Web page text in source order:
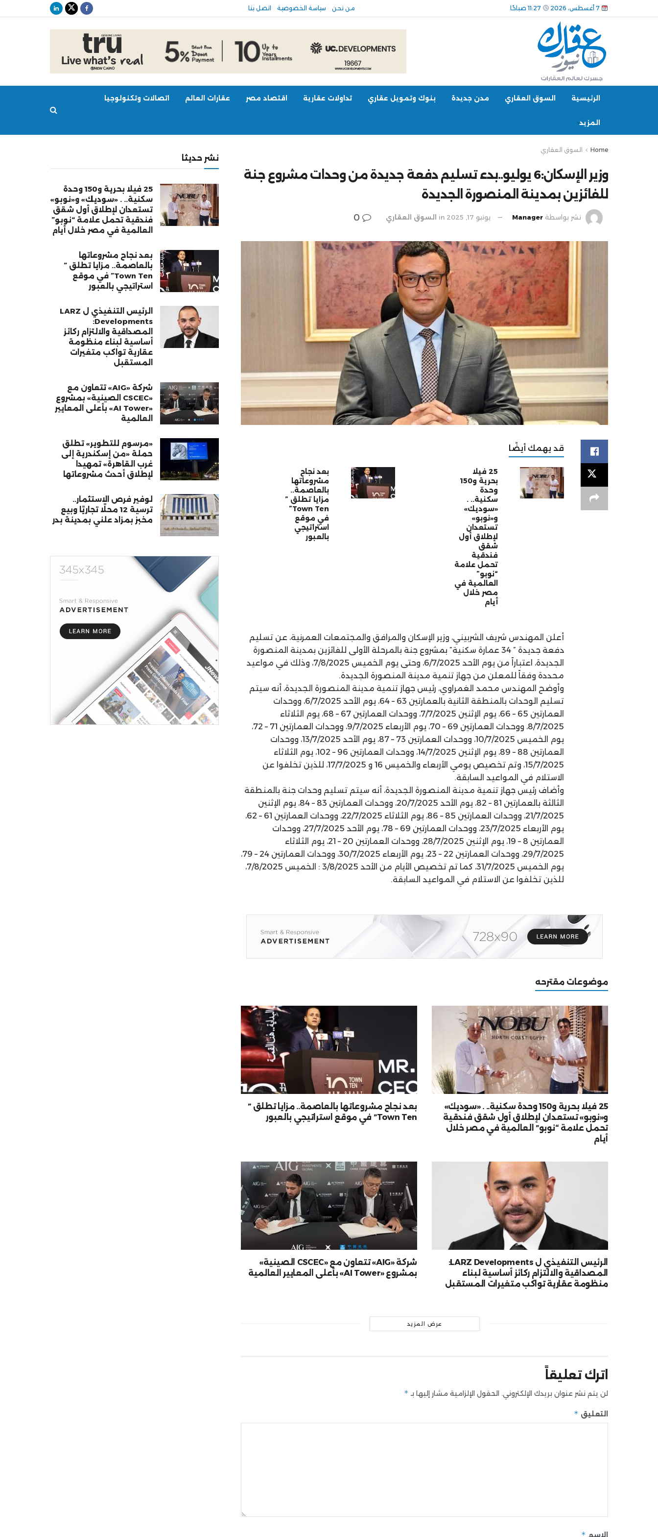
11:27 صباحًا من نحن سياسة الخصوصية اتصل بنا
الرئيسية السوق العقاري مدن جديدة بنوك وتمويل عقاري تداولات عقارية اقتصاد مصر عقارات العالم اتصالات وتكنولوجيا
المزيد
Home السوق العقاري
وزير الإسكان:6 يوليو..بدء تسليم دفعة جديدة من وحدات مشروع جنة
للفائزين بمدينة المنصورة الجديدة
نشر بواسطة Manager يونيو 17, 2025 in السوق العقاري
قد يهمك أيضًا
25 فيلا
بحرية و150
وحدة
سكنية.. .
«سوديك»
و«نوبو»
تستعدان
لإطلاق أول
شقق
فندقية
تحمل علامة
“نوبو”
العالمية في
مصر خلال
أيام
بعد نجاح
مشروعاتها
بالعاصمة..
مزايا تطلق ”
Town Ten”
في موقع
استراتيجي
بالعبور
أعلن المهندس شريف الشربيني، وزير الإسكان والمرافق والمجتمعات العمرنية، عن تسليم
دفعة جديدة ” 34 عمارة سكنية” بمشروع جنة بالمرحلة الأولى للفائزين بمدينة المنصورة
الجديدة، اعتباراً من يوم الأحد 6/7/2025، وحتى يوم الخميس 7/8/2025، وذلك في مواعيد
محددة وفقاً للمعلن من جهاز تنمية مدينة المنصورة الجديدة.
وأوضح المهندس محمد الغمراوي، رئيس جهاز تنمية مدينة المنصورة الجديدة، أنه سيتم
تسليم الوحدات بالمنطقة الثانية بالعمارتين 63 – 64، يوم الأحد 6/7/2025، ووحدات
العمارتين 65 – 66، يوم الإثنين 7/7/2025، ووحدات العمارتين 67 – 68، يوم الثلاثاء
8/7/2025، ووحدات العمارتين 69 – 70، يوم الأربعاء 9/7/2025، ووحدات العمارتين 71 – 72،
يوم الخميس 10/7/2025، ووحدات العمارتين 73 – 87، يوم الأحد 13/7/2025، ووحدات
العمارتين 88 – 89، يوم الإثنين 14/7/2025، ووحدات العمارتين 96 – 102، يوم الثلاثاء
15/7/2025، وتم تخصيص يومي الأربعاء والخميس 16 و 17/7/2025، للذين تخلفوا عن
الاستلام في المواعيد السابقة.
وأضاف رئيس جهاز تنمية مدينة المنصورة الجديدة، أنه سيتم تسليم وحدات جنة بالمنطقة
الثالثة بالعمارتين 81 – 82، يوم الأحد 20/7/2025، ووحدات العمارتين 83 – 84، يوم الإثنين
21/7/2025، ووحدات العمارتين 85 – 86، يوم الثلاثاء 22/7/2025، ووحدات العمارتين 61 – 62،
يوم الأربعاء 23/7/2025، ووحدات العمارتين 69 – 78، يوم الأحد 27/7/2025، ووحدات
العمارتين 8 – 19، يوم الإثنين 28/7/2025، ووحدات العمارتين 20 – 21، يوم الثلاثاء
29/7/2025، ووحدات العمارتين 22 – 23، يوم الأربعاء 30/7/2025، ووحدات العمارتين 24 – 79،
يوم الخميس 31/7/2025، كما تم تخصيص الأيام من الأحد 3/8/2025 : الخميس 7/8/2025،
للذين تخلفوا عن الاستلام في المواعيد السابقة.
موضوعات مقترحه
25 فيلا بحرية و150 وحدة سكنية.. . «سوديك»
و«نوبو» تستعدان لإطلاق أول شقق فندقية
تحمل علامة “نوبو” العالمية في مصر خلال
أيام
بعد نجاح مشروعاتها بالعاصمة.. مزايا تطلق ”
Town Ten” في موقع استراتيجي بالعبور
الرئيس التنفيذي ل LARZ Developments:
المصداقية والالتزام ركائز أساسية لبناء
منظومة عقارية تواكب متغيرات المستقبل
شركة «AIG» تتعاون مع «CSCEC الصينية»
بمشروع «AI Tower» بأعلى المعايير العالمية
عرض المزيد
اترك تعليقاً
لن يتم نشر عنوان بريدك الإلكتروني. الحقول الإلزامية مشار إليها بـ *
التعليق *
الاسم *
نشر حديثا
25 فيلا بحرية و150 وحدة
سكنية.. . «سوديك» و«نوبو»
تستعدان لإطلاق أول شقق
فندقية تحمل علامة “نوبو”
العالمية في مصر خلال أيام
بعد نجاح مشروعاتها
بالعاصمة.. مزايا تطلق ”
Town Ten” في موقع
استراتيجي بالعبور
الرئيس التنفيذي ل LARZ
Developments:
المصداقية والالتزام ركائز
أساسية لبناء منظومة
عقارية تواكب متغيرات
المستقبل
شركة «AIG» تتعاون مع
«CSCEC الصينية» بمشروع
«AI Tower» بأعلى المعايير
العالمية
«مرسوم للتطوير» تطلق
حملة «من إسكندرية إلى
غرب القاهرة» تمهيدا
لإطلاق أحدث مشروعاتها
لوفير فرص الاستثمار..
ترسية 12 محلًا تجاريًا وبيع
مخبز بمزاد علني بمدينة بدر